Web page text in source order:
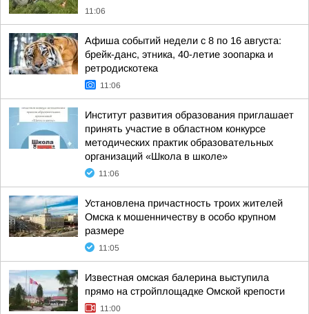
11:06
Афиша событий недели с 8 по 16 августа:
брейк-данс, этника, 40-летие зоопарка и
ретродискотека
11:06
Институт развития образования приглашает
принять участие в областном конкурсе
методических практик образовательных
организаций «Школа в школе»
11:06
Установлена причастность троих жителей
Омска к мошенничеству в особо крупном
размере
11:05
Известная омская балерина выступила
прямо на стройплощадке Омской крепости
11:00